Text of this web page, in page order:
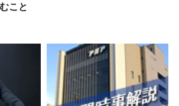
こと